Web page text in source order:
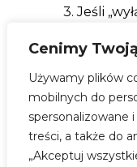
Cenimy
Używamy plików
mobilnych do
spersonalizowane
treści, a także do
„Akceptuj
3. Jeśli
4. Jeśli
sprawdź
Nie mogę
Bluetooth?